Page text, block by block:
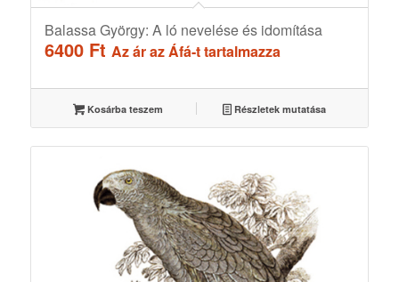
Balassa György: A ló nevelése és idomítása
6400 Ft Az ár az Áfá-t tartalmazza
Kosárba teszem Részletek mutatása